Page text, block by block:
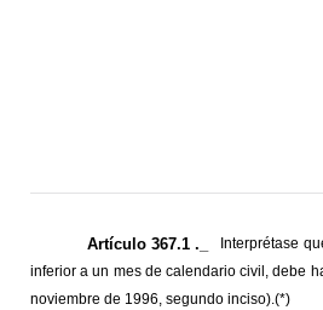
Artículo 367.1 ._
Interprétase
inferior a un mes de calendario civil, debe
noviembre de 1996, segundo inciso).(*)